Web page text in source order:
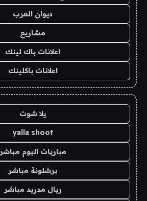
ديوان العرب
مشاريع
اعلانات باك لينك
اعلانات باكلينك
يلا شوت
yalla shoot
مباريات اليوم مباشر
برشلونة مباشر
ريال مدريد مباشر